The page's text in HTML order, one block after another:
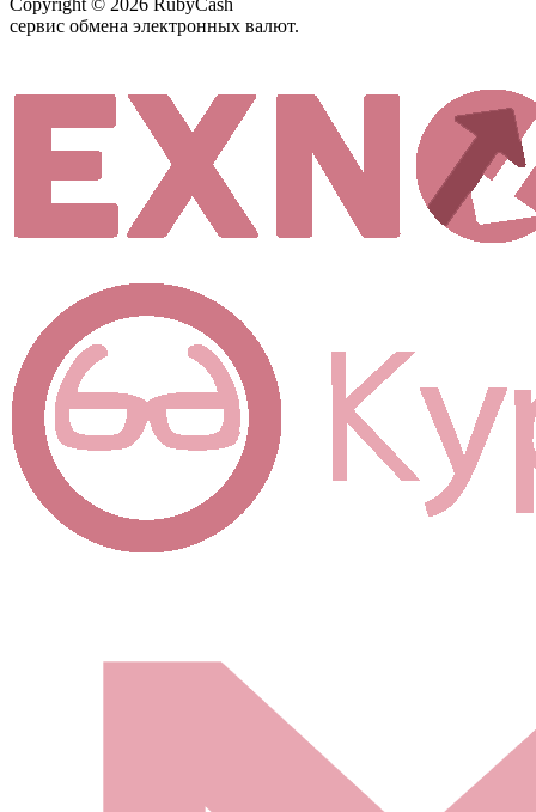
Copyright © 2026 RubyCash
сервис обмена электронных валют.